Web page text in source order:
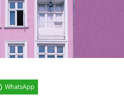
WhatsApp